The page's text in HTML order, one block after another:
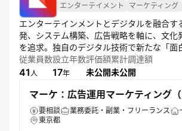
エンターテイメント マーケティング
エンターテインメントとデジタルを融合す
発、システム構築、広告戦略を軸に、文化
を追求。独自のデジタル技術で新たな「面
多様なコンテンツやサービスを提供。DX支
グで企業の成長も後押しする。
従業員数
41人
設立年数
17年
評価額
未公開
累計調達額
未公開
マーケ：広告運用マーケティング（
要相談 業務委託・副業・フリーランス
東京都